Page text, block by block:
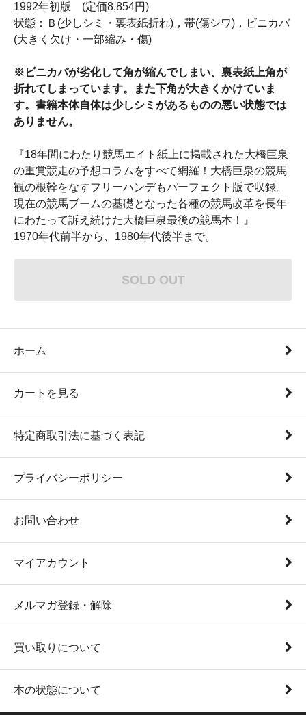
1992年初版 (定価8,854円)
状態：Ｂ(少しシミ・裏表紙折れ)，帯(傷シワ)，ビニカバ
(大きく欠け・一部縮み・傷)
※ビニカバが劣化して角が縮んでしまい、裏表紙上角が
折れてしまっています。また下角が大きくかけていま
す。書籍本体自体は少しシミがあるものの悪い状態では
ありません。
『18年間にわたり競馬エイト紙上に掲載された大橋巨泉
の重賞競走の予想コラムをすべて網羅！大橋巨泉の競馬
観の根幹をなすフリーハンデもパーフェクト版で収録。
現在の競馬ブームの基礎となった各種の競馬改革を長年
にわたって訴え続けた大橋巨泉最後の競馬本！』
1970年代前半から、1980年代後半まで。
SOLD OUT
ホーム
カートを見る
特定商取引法に基づく表記
プライバシーポリシー
お問い合わせ
マイアカウント
メルマガ登録・解除
買い取りについて
本の状態について